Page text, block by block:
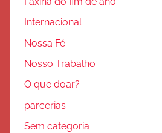
Internacional
Nossa Fé
Nosso Trabalho
O que doar?
parcerias
Sem categoria